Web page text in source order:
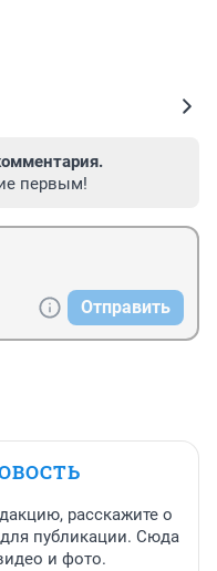
первым!
Отправить
расскажите о
публикации. Сюда
и фото.